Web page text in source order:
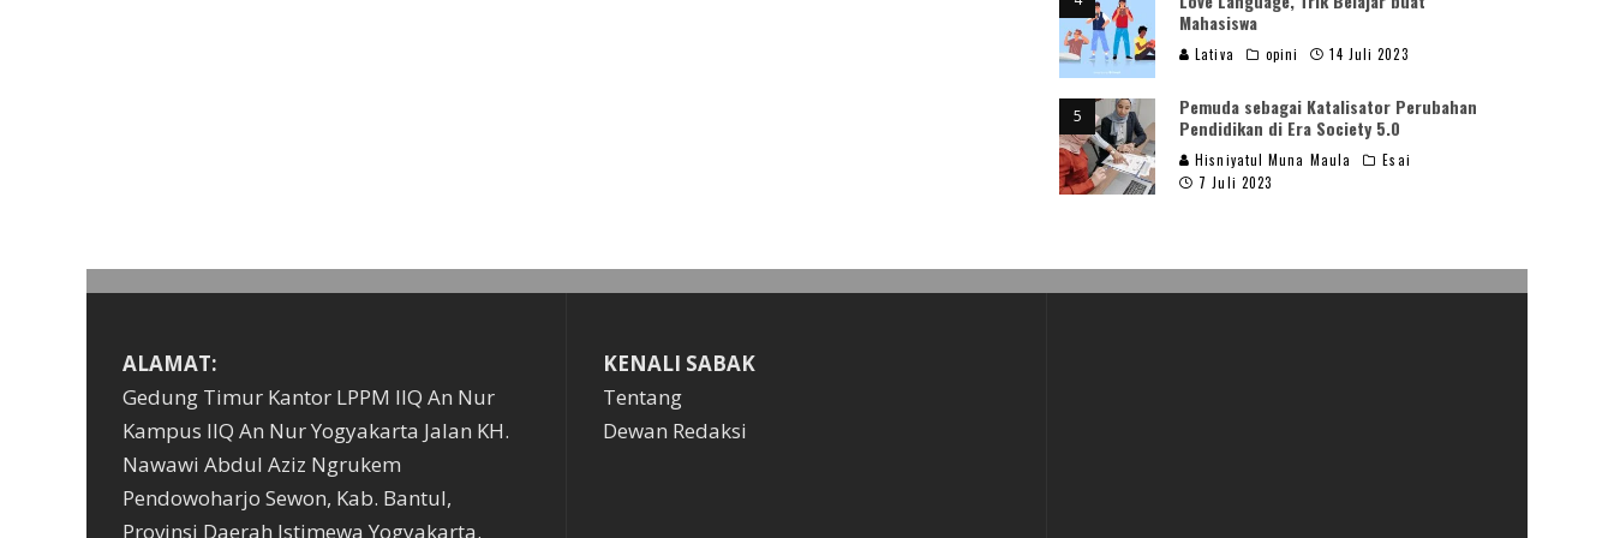
Mahasiswa
Lativa opini 14 Juli 2023
Pemuda sebagai Katalisator Perubahan
Pendidikan di Era Society 5.0
Hisniyatul Muna Maula
Esai
7 Juli 2023
ALAMAT:
Gedung Timur Kantor LPPM IIQ An Nur
Kampus IIQ An Nur Yogyakarta Jalan KH.
Nawawi Abdul Aziz Ngrukem
Pendowoharjo Sewon, Kab. Bantul,
Provinsi Daerah Istimewa Yogyakarta.
KENALI SABAK
Tentang
Dewan Redaksi